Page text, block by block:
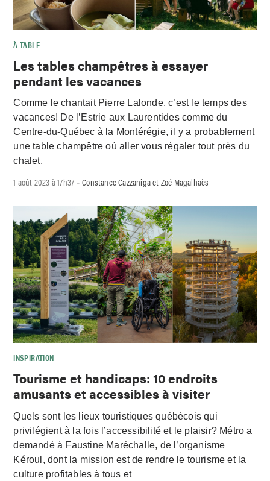
À TABLE
Les tables champêtres à essayer
pendant les vacances
Comme le chantait Pierre Lalonde, c’est le temps des
vacances! De l’Estrie aux Laurentides comme du
Centre-du-Québec à la Montérégie, il y a probablement
une table champêtre où aller vous régaler tout près du
chalet.
1 août 2023 à 17h37 -Constance Cazzaniga et Zoé Magalhaès
INSPIRATION
Tourisme et handicaps: 10 endroits
amusants et accessibles à visiter
Quels sont les lieux touristiques québécois qui
privilégient à la fois l’accessibilité et le plaisir? Métro a
demandé à Faustine Maréchalle, de l’organisme
Kéroul, dont la mission est de rendre le tourisme et la
culture profitables à tous et